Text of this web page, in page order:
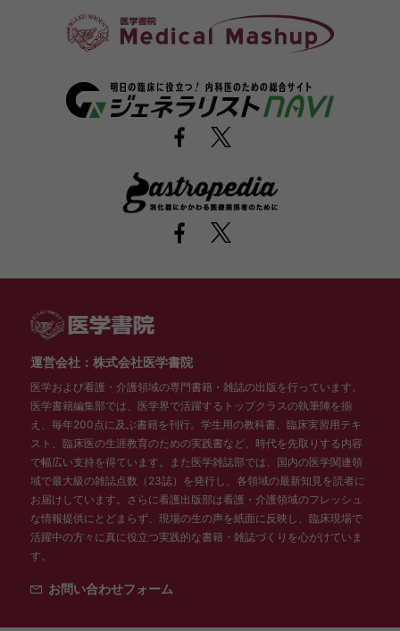
運営会社：株式会社医学書院
医学および看護・介護領域の専門書籍・雑誌の出版を行っています。
医学書籍編集部では、医学界で活躍するトップクラスの執筆陣を揃
え、毎年200点に及ぶ書籍を刊行。学生用の教科書、臨床実習用テキ
スト、臨床医の生涯教育のための実践書など、時代を先取りする内容
で幅広い支持を得ています。また医学雑誌部では、国内の医学関連領
域で最大級の雑誌点数（23誌）を発行し、各領域の最新知見を読者に
お届けしています。さらに看護出版部は看護・介護領域のフレッシュ
な情報提供にとどまらず、現場の生の声を紙面に反映し、臨床現場で
活躍中の方々に真に役立つ実践的な書籍・雑誌づくりを心がけていま
す。
お問い合わせフォーム